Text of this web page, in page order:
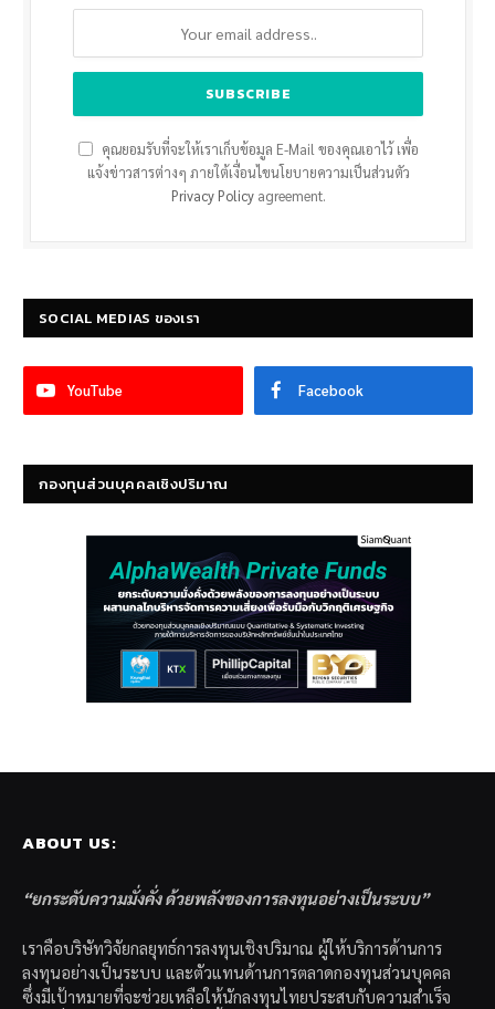
คุณยอมรับที่จะให้เราเก็บข้อมูล E-Mail ของคุณเอาไว้ เพื่อ
แจ้งข่าวสารต่างๆ ภายใต้เงื่อนไขนโยบายความเป็นส่วนตัว
Privacy Policyagreement.
SOCIAL MEDIAS ของเรา
YouTube Facebook
กองทุนส่วนบุคคลเชิงปริมาณ
ABOUT US:
“ยกระดับความมั่งคั่ง ด้วยพลังของการลงทุนอย่างเป็นระบบ”
เราคือบริษัทวิจัยกลยุทธ์การลงทุนเชิงปริมาณ ผู้ให้บริการด้านการ
ลงทุนอย่างเป็นระบบ และตัวแทนด้านการตลาดกองทุนส่วนบุคคล
ซึ่งมีเป้าหมายที่จะช่วยเหลือให้นักลงทุนไทยประสบกับความสำเร็จ